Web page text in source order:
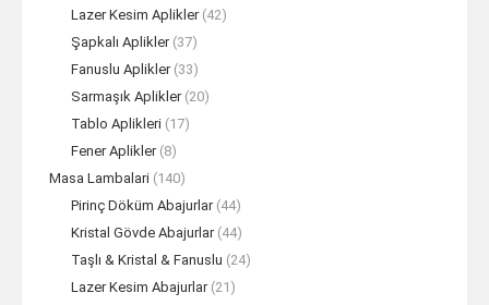
Lazer Kesim Aplikler (42)
Şapkalı Aplikler (37)
Fanuslu Aplikler (33)
Sarmaşık Aplikler (20)
Tablo Aplikleri (17)
Fener Aplikler (8)
Masa Lambalari (140)
Pirinç Döküm Abajurlar (44)
Kristal Gövde Abajurlar (44)
Taşlı & Kristal & Fanuslu (24)
Lazer Kesim Abajurlar (21)